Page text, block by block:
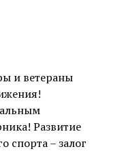
и ветераны
Развитие
спорта – залог